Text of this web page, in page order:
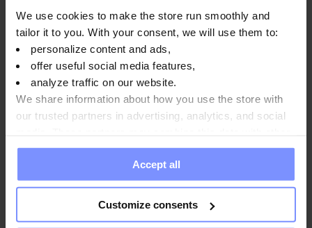
We use cookies to make the store run smoothly and
tailor it to you. With your consent, we will use them to:
personalize content and ads,
offer useful social media features,
analyze traffic on our website.
We share information about how you use the store with
our trusted partners in advertising, analytics, and social
information you have provided to them or that they have
collected when you use their services. Do you agree?
Accept all
Customize consents
OstroVit Citrulín - Testovanie obsahu ťažkých kovov
15.04.2024
Návod na použitie
Výživové informácie